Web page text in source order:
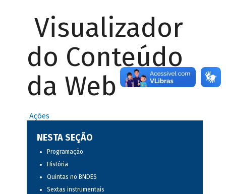
Visualizador
do Conteúdo
da Web
Ações
NESTA SEÇÃO
Programação
História
Quintas no BNDES
Sextas instrumentais